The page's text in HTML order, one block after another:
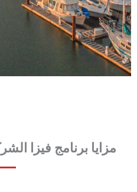
مزايا برنامج فيزا